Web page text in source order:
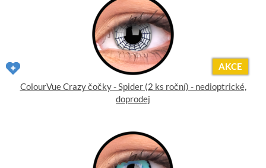
AKCE
ColourVue Crazy čočky - Spider (2 ks roční) - nedioptrické,
doprodej